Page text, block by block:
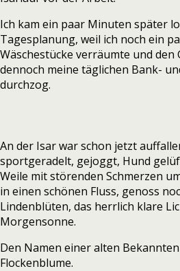
Ich kam ein paar Minuten später
Tagesplanung, weil ich noch ein
Wäschestücke verräumte und den
dennoch meine täglichen Bank-
durchzog.
An der Isar war schon jetzt
sportgeradelt, gejoggt, Hund
Weile mit störenden Schmerzen
in einen schönen Fluss, genoss
Lindenblüten, das herrlich klare
Morgensonne.
Den Namen einer alten
Flockenblume.